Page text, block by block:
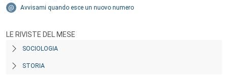
Avvisami quando esce un nuovo numero
LE RIVISTE DEL MESE
SOCIOLOGIA
STORIA